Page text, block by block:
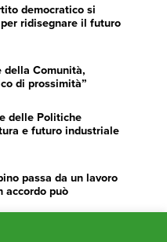
democratico si
ridisegnare il futuro
Comunità,
di prossimità”
delle Politiche
e futuro industriale
passa da un lavoro
accordo può